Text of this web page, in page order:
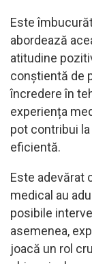
Este
abordează
atitudine
conștientă de
încredere în
experiența
pot contribui
eficientă.
Este adevărat
medical au
posibile
asemenea,
joacă un rol